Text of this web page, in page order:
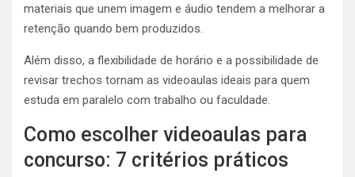
materiais que unem imagem e áudio tendem a melhorar a
retenção quando bem produzidos.
Além disso, a flexibilidade de horário e a possibilidade de
revisar trechos tornam as videoaulas ideais para quem
estuda em paralelo com trabalho ou faculdade.
Como escolher videoaulas para
concurso: 7 critérios práticos